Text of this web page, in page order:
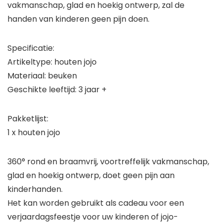
vakmanschap, glad en hoekig ontwerp, zal de
handen van kinderen geen pijn doen.
Specificatie:
Artikeltype: houten jojo
Materiaal: beuken
Geschikte leeftijd: 3 jaar +
Pakketlijst:
1 x houten jojo
360° rond en braamvrij, voortreffelijk vakmanschap,
glad en hoekig ontwerp, doet geen pijn aan
kinderhanden.
Het kan worden gebruikt als cadeau voor een
verjaardagsfeestje voor uw kinderen of jojo-